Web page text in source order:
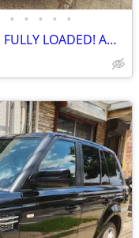
• • • • •
2021 NISSAN ROGUE SL 2.5L 4 CYL. FULLY LOADED! AWD!